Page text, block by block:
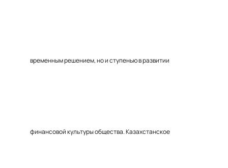
временным решением, но и ступенью в развитии
финансовой культуры общества. Казахстанское